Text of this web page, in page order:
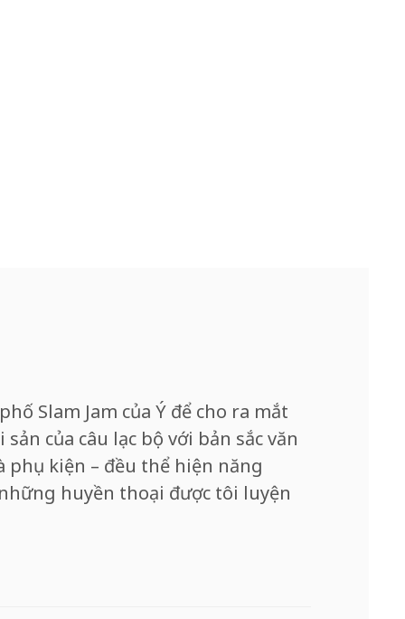
Slam Jam của Ý để cho ra mắt
của câu lạc bộ với bản sắc văn
phụ kiện – đều thể hiện năng
huyền thoại được tôi luyện